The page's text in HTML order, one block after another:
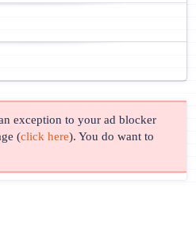
exception to your ad blocker
(click here). You do want to